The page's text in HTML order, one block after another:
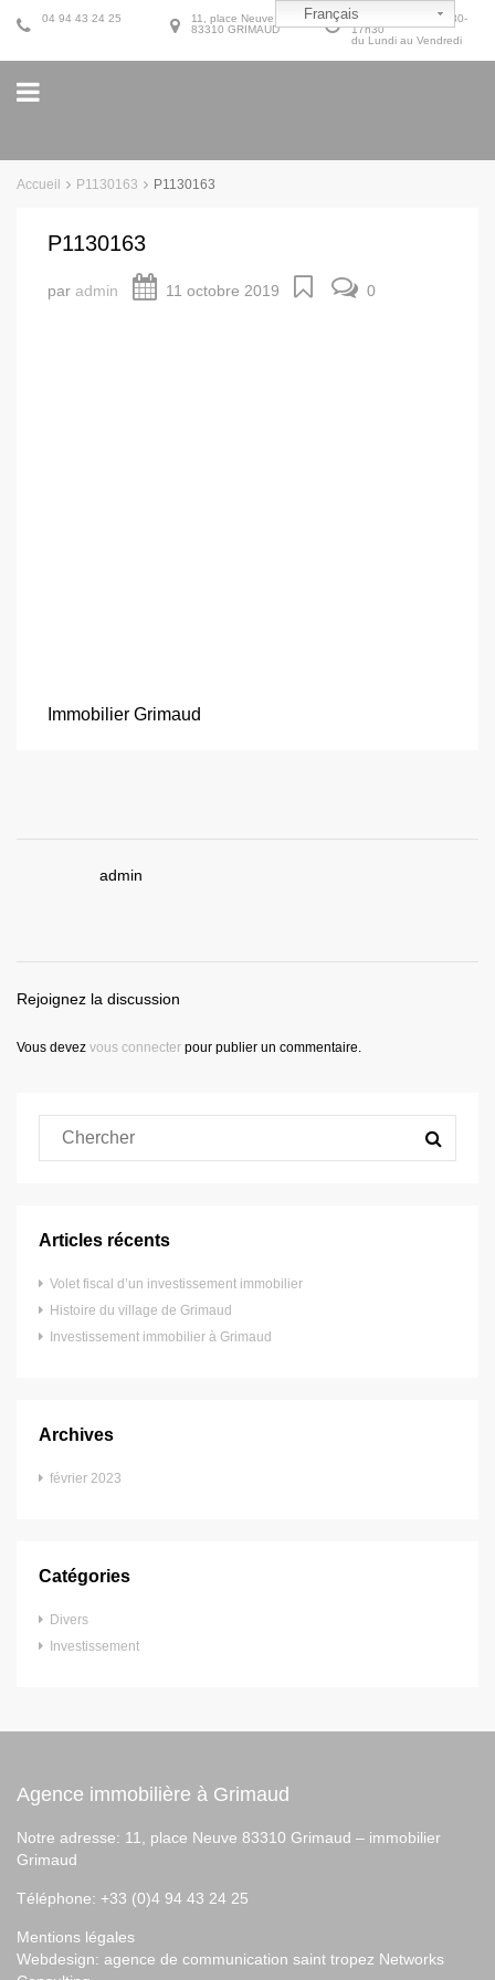
9h30-12h30 et 14h30-
17h30
du Lundi au Vendredi
11, place Neuve
83310 GRIMAUD
04 94 43 24 25
Accueil P1130163 P1130163
P1130163
par admin 11 octobre 2019 0
Immobilier Grimaud
admin
Rejoignez la discussion
Vous devez vous connecter pour publier un commentaire.
Articles récents
Volet fiscal d’un investissement immobilier
Histoire du village de Grimaud
Investissement immobilier à Grimaud
Archives
février 2023
Catégories
Divers
Investissement
Agence immobilière à Grimaud
Notre adresse: 11, place Neuve 83310 Grimaud – immobilier
Grimaud
Téléphone: +33 (0)4 94 43 24 25
Mentions légales
Webdesign: agence de communication saint tropez Networks
Français